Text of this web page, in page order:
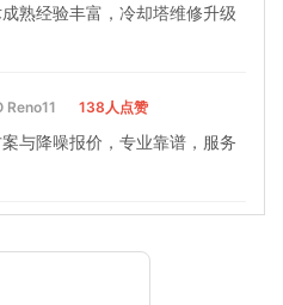
熟经验丰富，冷却塔维修升级
Reno11 138人点赞
与降噪报价，专业靠谱，服务